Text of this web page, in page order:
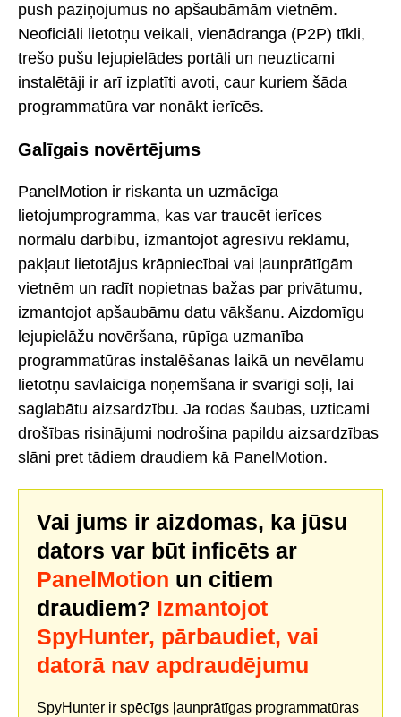
push paziņojumus no apšaubāmām vietnēm.
Neoficiāli lietotņu veikali, vienādranga (P2P) tīkli,
trešo pušu lejupielādes portāli un neuzticami
instalētāji ir arī izplatīti avoti, caur kuriem šāda
programmatūra var nonākt ierīcēs.
Galīgais novērtējums
PanelMotion ir riskanta un uzmācīga
lietojumprogramma, kas var traucēt ierīces
normālu darbību, izmantojot agresīvu reklāmu,
pakļaut lietotājus krāpniecībai vai ļaunprātīgām
vietnēm un radīt nopietnas bažas par privātumu,
izmantojot apšaubāmu datu vākšanu. Aizdomīgu
lejupielāžu novēršana, rūpīga uzmanība
programmatūras instalēšanas laikā un nevēlamu
lietotņu savlaicīga noņemšana ir svarīgi soļi, lai
saglabātu aizsardzību. Ja rodas šaubas, uzticami
drošības risinājumi nodrošina papildu aizsardzības
slāni pret tādiem draudiem kā PanelMotion.
Vai jums ir aizdomas, ka jūsu
dators var būt inficēts ar
PanelMotion un citiem
draudiem? Izmantojot
SpyHunter, pārbaudiet, vai
datorā nav apdraudējumu
SpyHunter ir spēcīgs ļaunprātīgas programmatūras